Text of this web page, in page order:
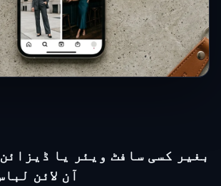
بغیر کسی سافٹ ویئر یا
آن لائن